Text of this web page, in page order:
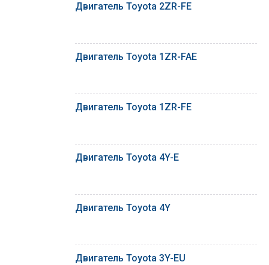
Двигатель Toyota 2ZR-FE
Двигатель Toyota 1ZR-FAE
Двигатель Toyota 1ZR-FE
Двигатель Toyota 4Y-E
Двигатель Toyota 4Y
Двигатель Toyota 3Y-EU